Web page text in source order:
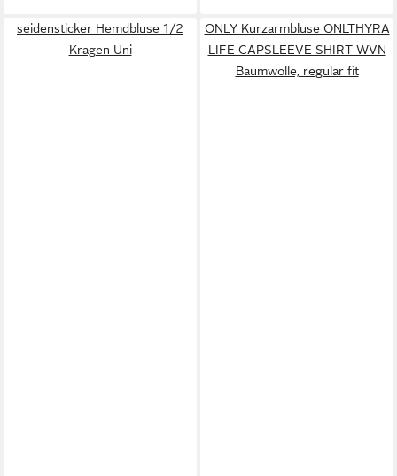
seidensticker Hemdbluse 1/2
Kragen Uni
ONLY Kurzarmbluse ONLTHYRA
LIFE CAPSLEEVE SHIRT WVN
Baumwolle, regular fit